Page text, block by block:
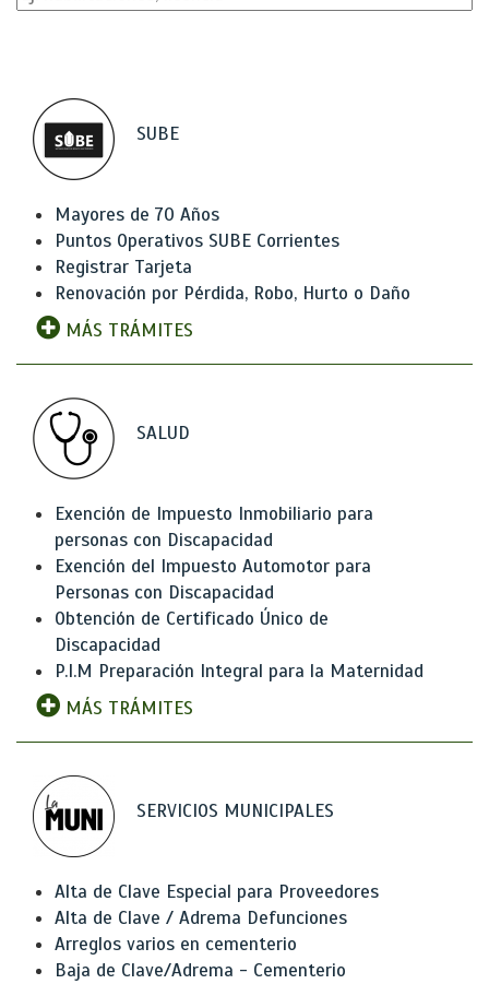
SUBE
Mayores de 70 Años
Puntos Operativos SUBE Corrientes
Registrar Tarjeta
Renovación por Pérdida, Robo, Hurto o Daño
MÁS TRÁMITES
SALUD
Exención de Impuesto Inmobiliario para
personas con Discapacidad
Exención del Impuesto Automotor para
Personas con Discapacidad
Obtención de Certificado Único de
Discapacidad
P.I.M Preparación Integral para la Maternidad
MÁS TRÁMITES
SERVICIOS MUNICIPALES
Alta de Clave Especial para Proveedores
Alta de Clave / Adrema Defunciones
Arreglos varios en cementerio
Baja de Clave/Adrema - Cementerio